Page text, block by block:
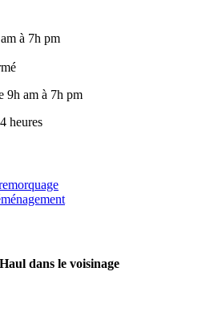
à 7h pm
9h am à 7h pm
heures
dans le voisinage